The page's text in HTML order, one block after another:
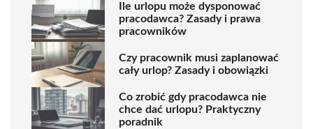
Ile urlopu może dysponować
pracodawca? Zasady i prawa
pracowników
Czy pracownik musi zaplanować
cały urlop? Zasady i obowiązki
Co zrobić gdy pracodawca nie
chce dać urlopu? Praktyczny
poradnik